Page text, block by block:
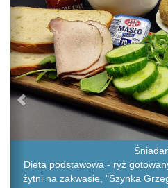
Dieta podstawowa - ryż
żytni na zakwasie, "Szynka